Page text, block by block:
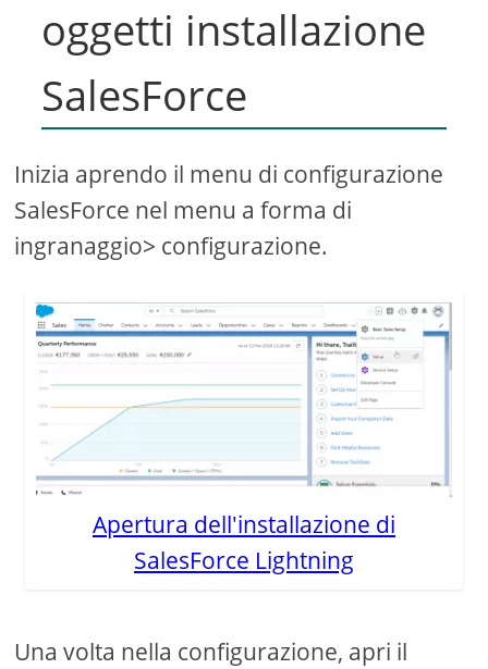
oggetti installazione
SalesForce
Inizia aprendo il menu di configurazione
SalesForce nel menu a forma di
ingranaggio> configurazione.
Apertura dell'installazione di
SalesForce Lightning
Una volta nella configurazione, apri il